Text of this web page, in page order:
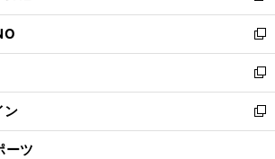
開
く
ウ
で
開
く
ン
ド
ウ
で
開
く
ウ
ィ
ン
ド
ウ
で
開
し
い
ウ
ィ
ン
ド
ウ
新
し
い
ウ
ィ
ン
新
し
い
ウ
ン
新
し
ーツ